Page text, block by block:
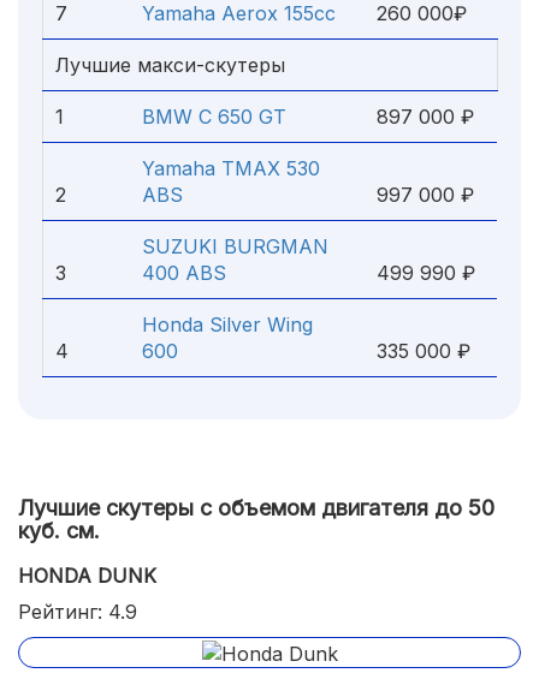
7 Yamaha Aerox 155cc 260 000₽
Лучшие макси-скутеры
1 BMW C 650 GT 897 000 ₽
2
Yamaha TMAX 530
ABS
997 000 ₽
3
SUZUKI BURGMAN
400 ABS
499 990 ₽
4
Honda Silver Wing
600
335 000 ₽
Лучшие скутеры с объемом двигателя до 50
куб. см.
HONDA DUNK
Рейтинг: 4.9